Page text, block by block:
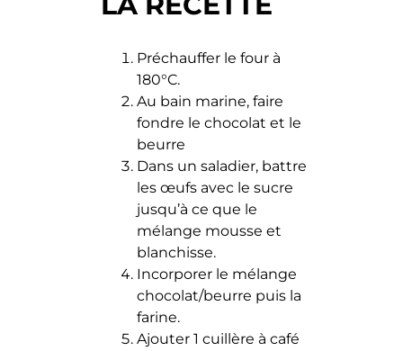
Préchauffer le four à
180°C.
Au bain marine, faire
fondre le chocolat et le
beurre
Dans un saladier, battre
les œufs avec le sucre
jusqu’à ce que le
mélange mousse et
blanchisse.
Incorporer le mélange
chocolat/beurre puis la
farine.
Ajouter 1 cuillère à café